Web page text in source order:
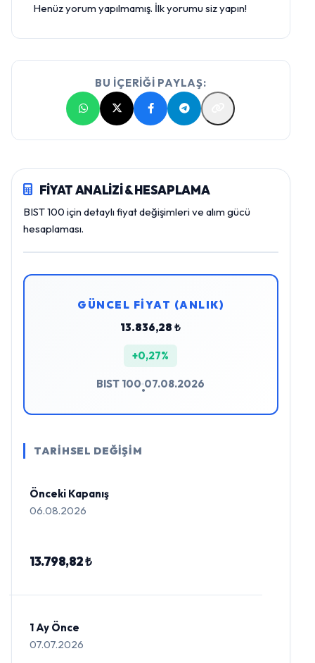
Henüz yorum yapılmamış. İlk yorumu siz yapın!
BU İÇERİĞİ PAYLAŞ:
FİYAT ANALİZİ & HESAPLAMA
BIST 100 için detaylı fiyat değişimleri ve alım gücü
hesaplaması.
GÜNCEL FİYAT (ANLIK)
13.836,28 ₺
+0,27%
BIST 100
•
07.08.2026
TARİHSEL DEĞİŞİM
Önceki Kapanış
06.08.2026
13.798,82 ₺
1 Ay Önce
07.07.2026